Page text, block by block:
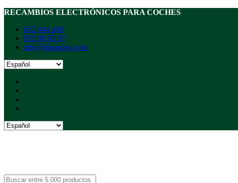
RECAMBIOS ELECTRÓNICOS PARA COCHES
652 444 440
955 98 65 97
info@hbautoes.com